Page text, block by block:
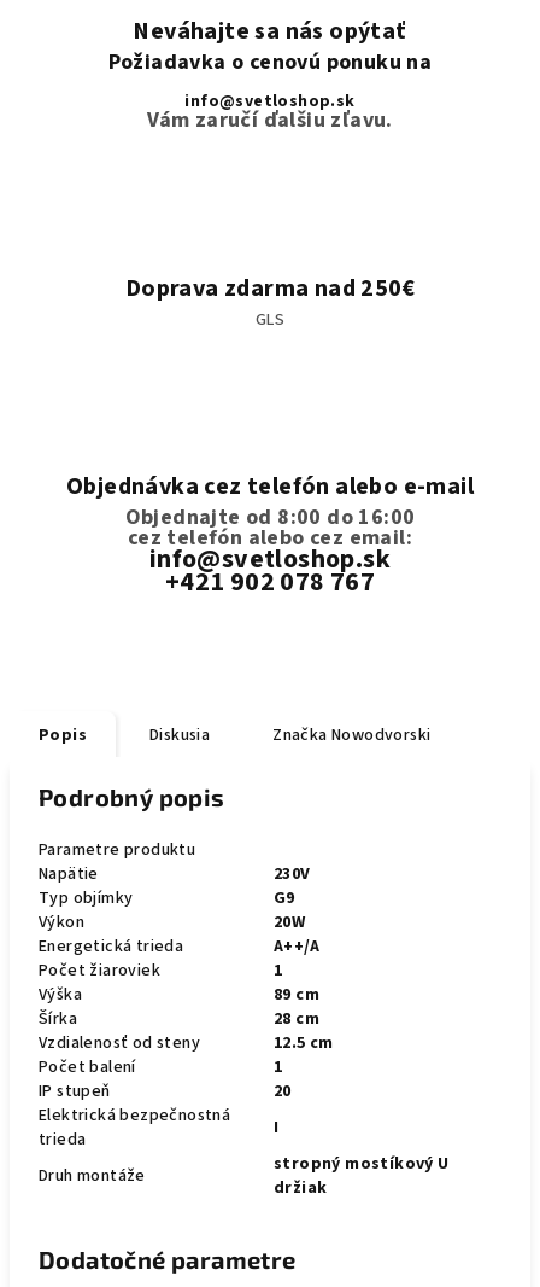
Neváhajte sa nás opýtať
Požiadavka o cenovú ponuku na
info@svetloshop.sk
Vám zaručí ďalšiu zľavu.
Doprava zdarma nad 250€
GLS
Objednávka cez telefón alebo e-mail
Objednajte od 8:00 do 16:00
cez telefón alebo cez email:
info@svetloshop.sk
+421 902 078 767
Popis Diskusia Značka Nowodvorski
Podrobný popis
Parametre produktu
Napätie
230V
Typ objímky
G9
Výkon
20W
Energetická trieda
A++/A
Počet žiaroviek
1
Výška
89 cm
Šírka
28 cm
Vzdialenosť od steny
12.5 cm
Počet balení
1
IP stupeň
20
Elektrická bezpečnostná
trieda
I
Druh montáže
stropný mostíkový U
držiak
Dodatočné parametre